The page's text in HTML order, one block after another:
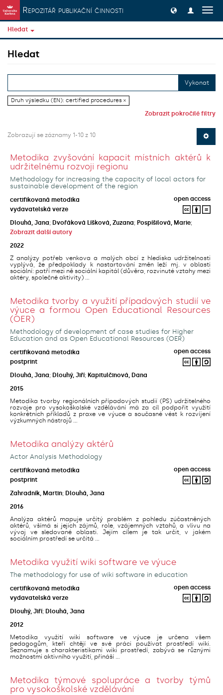
Přeskočit na obsah
Repozitář publikační činnosti
Hledat
Hledat
Vykonat
Druh výsledku (EN): certified procedures ×
Zobrazit pokročilé filtry
Zobrazují se záznamy 1-10 z 10
Metodika zvyšování kapacit místních aktérů k
udržitelnému rozvoji regionu
Methodology for increasing the capacity of local actors for
sustainable development of the region
certifikovaná metodika
open access
vydavatelská verze
Dlouhá, Jana; Dvořáková Líšková, Zuzana; Pospíšilová, Marie;
Zobrazit další autory
2022
Z analýzy potřeb venkova a malých obcí z hlediska udržitelnosti
vyplývá, že předpoklady k nastartování změn leží mj. v oblasti
sociální: patří mezi ně sociální kapitál (důvěra, rozvinuté vztahy mezi
aktéry, společné aktivity) ...
Metodika tvorby a využití případových studií ve
výuce a formou Open Educational Resources
(OER)
Methodology of development of case studies for Higher
Education and as Open Educational Resources (OER)
certifikovaná metodika
open access
postprint
Dlouhá, Jana; Dlouhý, Jiří; Kapitulčinová, Dana
2015
Metodika tvorby regionálních případových studií (PS) udržitelného
rozvoje pro vysokoškolské vzdělávání má za cíl podpořit využití
konkrétních příkladů z praxe ve výuce a současné vést k rozvíjení
výzkumných nástrojů ...
Metodika analýzy aktérů
Actor Analysis Methodology
certifikovaná metodika
open access
postprint
Zahradník, Martin; Dlouhá, Jana
2016
Analýza aktérů mapuje určitý problém z pohledu zúčastněných
aktérů, všímá si jejich zájmů, role, vzájemných vztahů, a vlivu na
vývoj ve sledované oblasti. Jejím cílem je tak určit, v jakém
sociálním prostředí se určitá ...
Metodika využití wiki software ve výuce
The methodology for use of wiki software in education
certifikovaná metodika
open access
vydavatelská verze
Dlouhý, Jiří; Dlouhá, Jana
2012
Metodika využití wiki software ve výuce je určena všem
pedagogům, kteří chtějí ve své práci používat prostředí wiki.
Seznamuje s charakteristikami wiki prostředí, zabývá se různými
možnostmi aktivního využití, přináší ...
Metodika týmové spolupráce a tvorby týmů
pro vysokoškolské vzdělávání